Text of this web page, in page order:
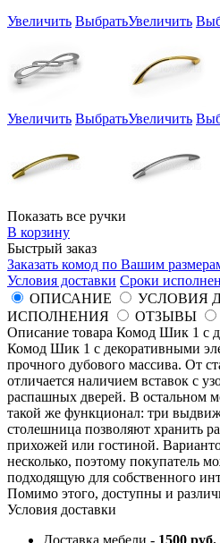
Увеличить ВыбратьУвеличить
Увеличить ВыбратьУвеличить
Показать все ручки
В корзину
Быстрый заказ
Заказать комод по Вашим
Условия доставки Сроки
ОПИСАНИЕ
УСЛОВИЯ
ИСПОЛНЕНИЯ
ОТЗЫВЫ
Описание товара Комод Шик 1 с
Комод Шик 1 с декоративными
прочного дубового массива. От
отличается наличием вставок с
распашных дверей. В остальном
такой же функционал: три
столешница позволяют хранить
прихожей или гостиной.
несколько, поэтому покупатель
подходящую для собственного
Помимо этого, доступны и
Условия доставки